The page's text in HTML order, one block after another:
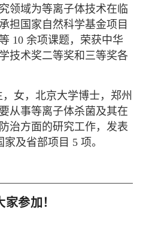
领域为等离子体技术在临
担国家自然科学基金项目
10 余项课题，荣获中华
技术奖二等奖和三等奖各
女，北京大学博士，郑州
从事等离子体杀菌及其在
治方面的研究工作，发表
及省部项目 5 项。
参加！